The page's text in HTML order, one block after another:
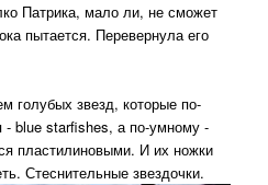
Патрика, мало ли, не сможет
пытается. Перевернула его
голубых звезд, которые по-
- blue starfishes, а по-умному -
пластилиновыми. И их ножки
Стеснительные звездочки.